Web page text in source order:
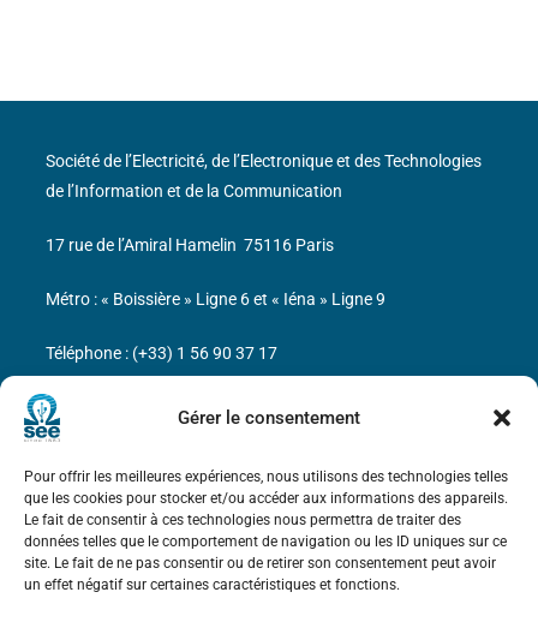
Gérer le consentement
Pour offrir les meilleures expériences, nous utilisons des technologies telles
que les cookies pour stocker et/ou accéder aux informations des appareils.
Le fait de consentir à ces technologies nous permettra de traiter des
données telles que le comportement de navigation ou les ID uniques sur ce
site. Le fait de ne pas consentir ou de retirer son consentement peut avoir
un effet négatif sur certaines caractéristiques et fonctions.
Bicentenaire des découvertes d’André-
Marie Ampère
Mentions légales
Société de l’Electricité, de l’Electronique et des Technologies
de l’Information et de la Communication
17 rue de l’Amiral Hamelin 75116 Paris
Métro : « Boissière » Ligne 6 et « Iéna » Ligne 9
Téléphone : (+33) 1 56 90 37 17
N° de SIREN : 785 393 232, Code APE : 9412Z TVA intra-
communautaire : FR44 785 393 232